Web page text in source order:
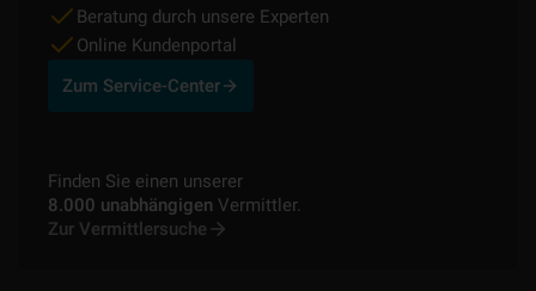
Beratung durch unsere Experten
Online Kundenportal
Zum Service-Center
Finden Sie einen unserer
8.000 unabhängigen Vermittler.
Zur Vermittlersuche